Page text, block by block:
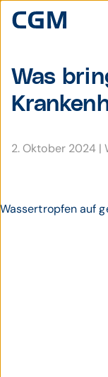
Was
2. Oktober 2024 |
Wassertropfen auf